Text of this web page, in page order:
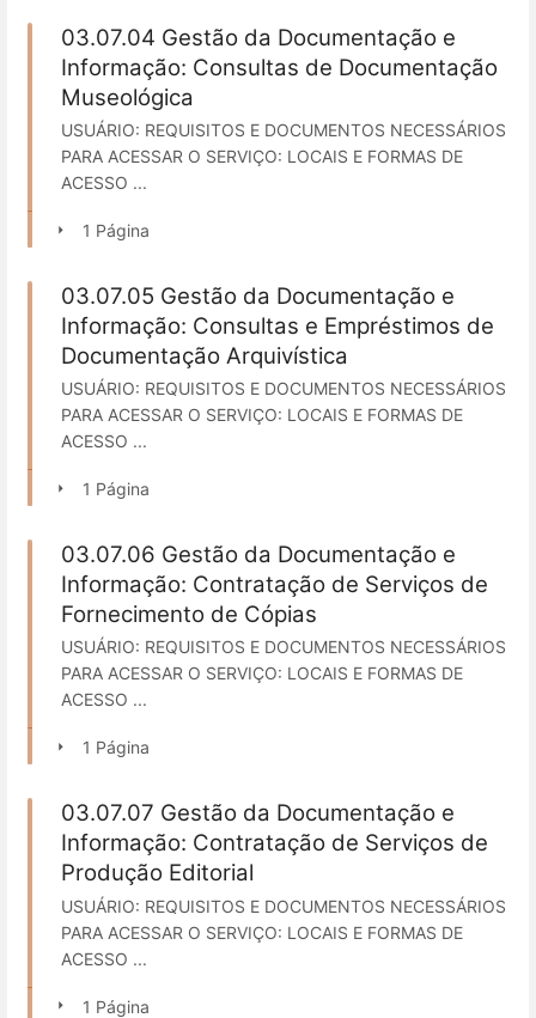
03.07.04 Gestão da Documentação e
Informação: Consultas de Documentação
Museológica
USUÁRIO: REQUISITOS E DOCUMENTOS NECESSÁRIOS
PARA ACESSAR O SERVIÇO: LOCAIS E FORMAS DE
ACESSO ...
1 Página
03.07.05 Gestão da Documentação e
Informação: Consultas e Empréstimos de
Documentação Arquivística
USUÁRIO: REQUISITOS E DOCUMENTOS NECESSÁRIOS
PARA ACESSAR O SERVIÇO: LOCAIS E FORMAS DE
ACESSO ...
1 Página
03.07.06 Gestão da Documentação e
Informação: Contratação de Serviços de
Fornecimento de Cópias
USUÁRIO: REQUISITOS E DOCUMENTOS NECESSÁRIOS
PARA ACESSAR O SERVIÇO: LOCAIS E FORMAS DE
ACESSO ...
1 Página
03.07.07 Gestão da Documentação e
Informação: Contratação de Serviços de
Produção Editorial
USUÁRIO: REQUISITOS E DOCUMENTOS NECESSÁRIOS
PARA ACESSAR O SERVIÇO: LOCAIS E FORMAS DE
ACESSO ...
1 Página